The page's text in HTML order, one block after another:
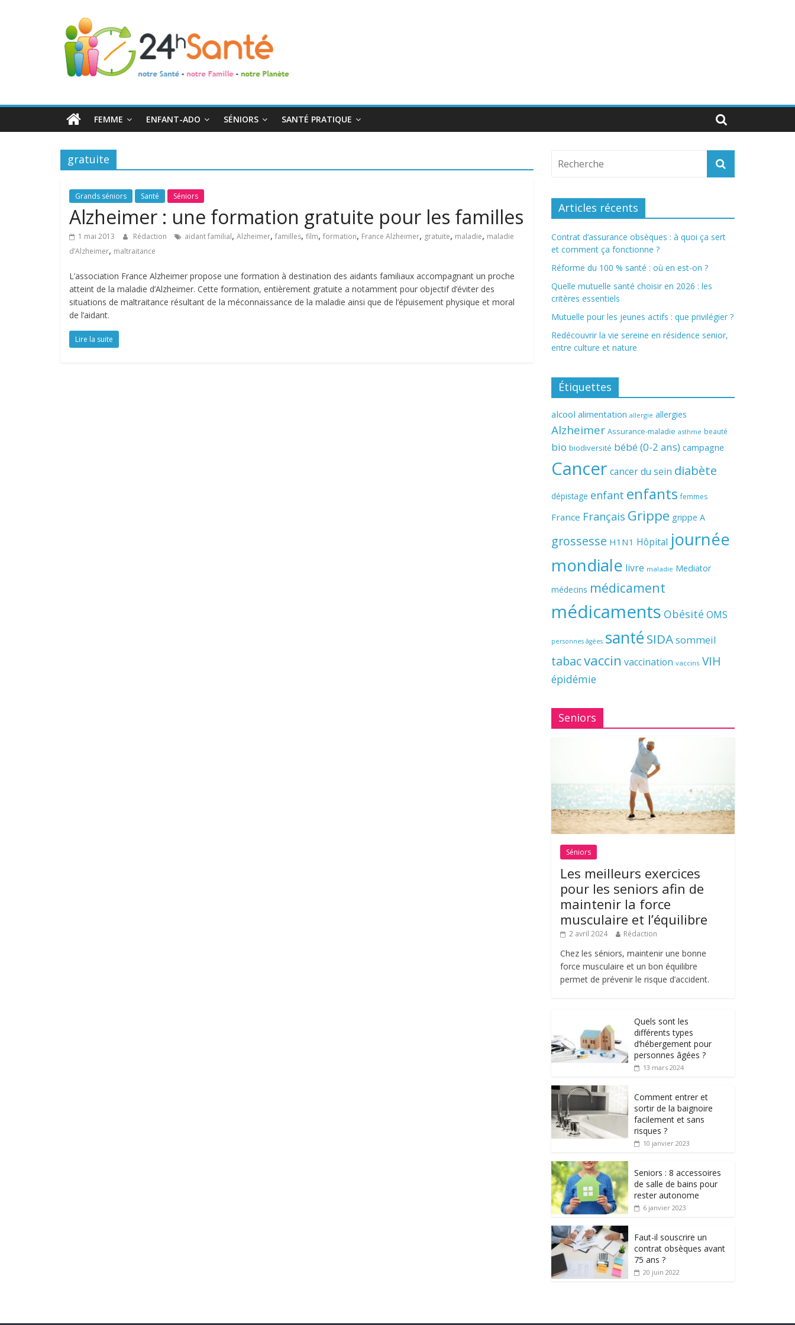
24h
Santé
toute
famille
FEMME ENFANT-ADO SÉNIORS SANTÉ PRATIQUE
gratuite
Grands séniors Santé Séniors
Alzheimer : une formation gratuite pour les familles
1 mai 2013 Rédaction aidant familial, Alzheimer, familles, film, formation, France Alzheimer, gratuite, maladie, maladie
d’Alzheimer, maltraitance
L’association France Alzheimer propose une formation à destination des aidants familiaux accompagnant un proche
atteint de la maladie d’Alzheimer. Cette formation, entièrement gratuite a notamment pour objectif d’éviter des
situations de maltraitance résultant de la méconnaissance de la maladie ainsi que de l’épuisement physique et moral
de l’aidant.
Lire la suite
Articles récents
Contrat d’assurance obsèques : à quoi ça sert
et comment ça fonctionne ?
Réforme du 100 % santé : où en est-on ?
Quelle mutuelle santé choisir en 2026 : les
critères essentiels
Mutuelle pour les jeunes actifs : que privilégier ?
Redécouvrir la vie sereine en résidence senior,
entre culture et nature
Étiquettes
alcool alimentation allergie allergies
Alzheimer Assurance-maladie asthme beauté
bio biodiversité bébé (0-2 ans) campagne
Cancer cancer du sein diabète
dépistage enfant enfants femmes
France Français Grippe grippe A
grossesse H1N1 Hôpital journée
mondiale livre maladie Mediator
médecins médicament
médicaments Obésité OMS
personnes âgées santé SIDAsommeil
tabacvaccin vaccination vaccins VIH
épidémie
Seniors
Séniors
Les meilleurs exercices
pour les seniors afin de
maintenir la force
musculaire et l’équilibre
2 avril 2024 Rédaction
Chez les séniors, maintenir une bonne
force musculaire et un bon équilibre
permet de prévenir le risque d’accident.
Quels sont les
différents types
d’hébergement pour
personnes âgées ?
13 mars 2024
Comment entrer et
sortir de la baignoire
facilement et sans
risques ?
10 janvier 2023
Seniors : 8 accessoires
de salle de bains pour
rester autonome
6 janvier 2023
Faut-il souscrire un
contrat obsèques avant
75 ans ?
20 juin 2022